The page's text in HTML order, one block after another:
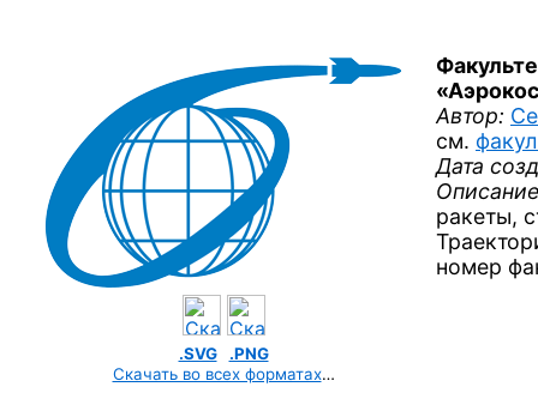
.SVG
.PNG
Скачать во всех форматах…
Автор:
см.
Дата
ракеты,
номер